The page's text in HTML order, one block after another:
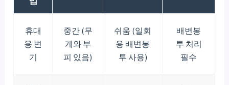
휴대
용 변
기
중간 (무
게와 부
피 있음)
쉬움 (일회
용 배변봉
투 사용)
배변봉
투 처리
필수